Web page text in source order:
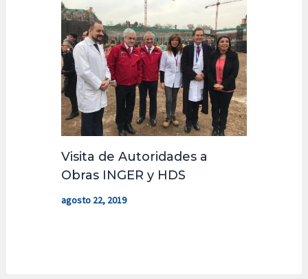
Visita de Autoridades a
Obras INGER y HDS
agosto 22, 2019